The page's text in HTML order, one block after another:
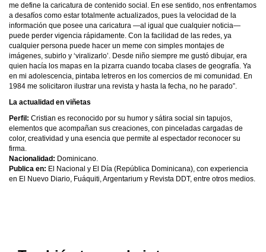
me define la caricatura de contenido social. En ese sentido, nos enfrentamos
a desafíos como estar totalmente actualizados, pues la velocidad de la
información que posee una caricatura —al igual que cualquier noticia—
puede perder vigencia rápidamente. Con la facilidad de las redes, ya
cualquier persona puede hacer un meme con simples montajes de
imágenes, subirlo y ‘viralizarlo’. Desde niño siempre me gustó dibujar, era
quien hacía los mapas en la pizarra cuando tocaba clases de geografía. Ya
en mi adolescencia, pintaba letreros en los comercios de mi comunidad. En
1984 me solicitaron ilustrar una revista y hasta la fecha, no he parado”.
La actualidad en viñetas
Perfil: Cristian es reconocido por su humor y sátira social sin tapujos,
elementos que acompañan sus creaciones, con pinceladas cargadas de
color, creatividad y una esencia que permite al espectador reconocer su
firma.
Nacionalidad: Dominicano.
Publica en: El Nacional y El Día (República Dominicana), con experiencia
en El Nuevo Diario, Fuáquiti, Argentarium y Revista DDT, entre otros medios.